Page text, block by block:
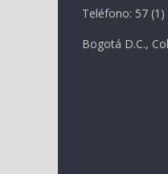
Teléfono: 57
Bogotá D.C.,